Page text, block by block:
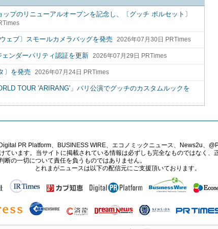
プのリニューアルオープンを記念し、〔グッチ ボルセット〕
ェブ〕スモールカメラバッグを発売 2026年07月30日 PRTimes
ェンダーパリティ認証を更新 2026年07月29日 PRTimes
〕を発売 2026年07月24日 PRTimes
TOUR 'ARIRANG'」パリ公演でグッチのカスタムルックを
PR Platform、BUSINESS WIRE、エコノミックニュース、News2u、
ています。当サイトに掲載されている情報は必ずしも完全なものではなく
の一切について責任を負うものではありません。
とれまがニュースは以下の配信元にご支援頂いております。